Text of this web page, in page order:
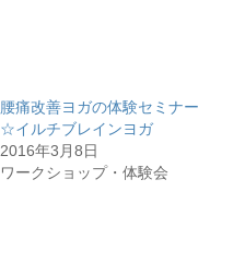
腰痛改善ヨガの体験セミナー
☆イルチブレインヨガ
2016年3月8日
ワークショップ・体験会